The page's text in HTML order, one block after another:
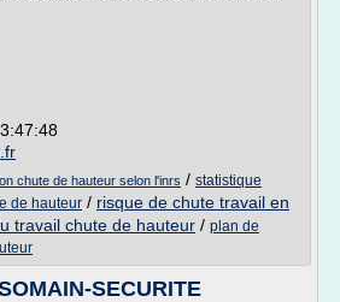
chute de hauteur selon l'inrs / statistique
de hauteur / risque de chute travail en
travail chute de hauteur / plan de
SECURITE